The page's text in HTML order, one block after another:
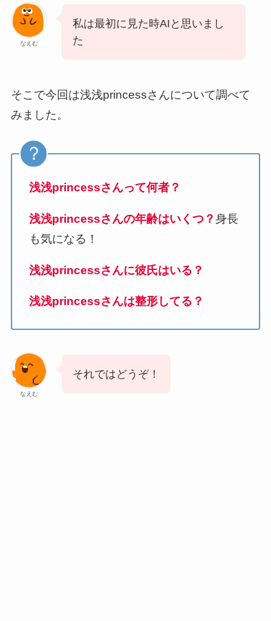
なえむ
私は最初に見た時AIと思いまし
た
そこで今回は浅浅princessさんについて調べて
みました。
浅浅princessさんって何者？
浅浅princessさんの年齢はいくつ？身長
も気になる！
浅浅princessさんに彼氏はいる？
浅浅princessさんは整形してる？
なえむ
それではどうぞ！